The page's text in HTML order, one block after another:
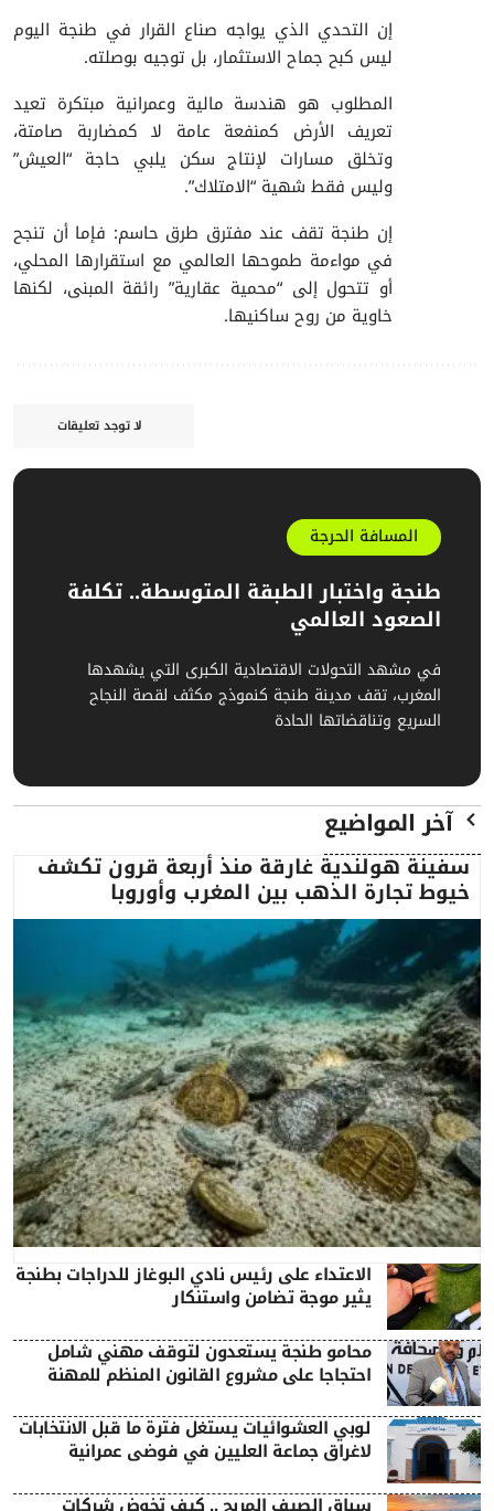
إن التحدي الذي يواجه صناع القرار في طنجة اليوم
ليس كبح جماح الاستثمار، بل توجيه بوصلته.
المطلوب هو هندسة مالية وعمرانية مبتكرة تعيد
تعريف الأرض كمنفعة عامة لا كمضاربة صامتة،
وتخلق مسارات لإنتاج سكن يلبي حاجة “العيش”
وليس فقط شهية “الامتلاك”.
إن طنجة تقف عند مفترق طرق حاسم: فإما أن تنجح
في مواءمة طموحها العالمي مع استقرارها المحلي،
أو تتحول إلى “محمية عقارية” رائقة المبنى، لكنها
خاوية من روح ساكنيها.
لا توجد تعليقات
المسافة الحرجة
طنجة واختبار الطبقة المتوسطة.. تكلفة
الصعود العالمي
في مشهد التحولات الاقتصادية الكبرى التي يشهدها
المغرب، تقف مدينة طنجة كنموذج مكثف لقصة النجاح
السريع وتناقضاتها الحادة
آخر المواضيع
سفينة هولندية غارقة منذ أربعة قرون تكشف
خيوط تجارة الذهب بين المغرب وأوروبا
الاعتداء على رئيس نادي البوغاز للدراجات بطنجة
يثير موجة تضامن واستنكار
محامو طنجة يستعدون لتوقف مهني شامل
احتجاجا على مشروع القانون المنظم للمهنة
لوبي العشوائيات يستغل فترة ما قبل الانتخابات
لاغراق جماعة العليين في فوضى عمرانية